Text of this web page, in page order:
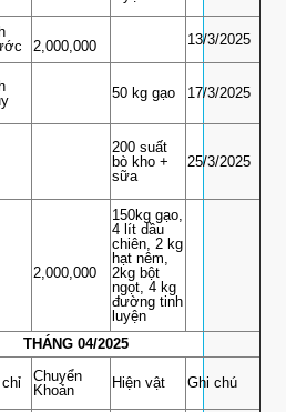
2,000,000 13/3/2025
50 kg gạo 17/3/2025
200 suất
bò kho +
sữa
25/3/2025
2,000,000
150kg gạo,
4 lít dầu
chiên, 2 kg
hạt nêm,
2kg bột
ngọt, 4 kg
đường tinh
luyện
THÁNG 04/2025
Chuyển
Khoản
Hiện vật Ghi chú